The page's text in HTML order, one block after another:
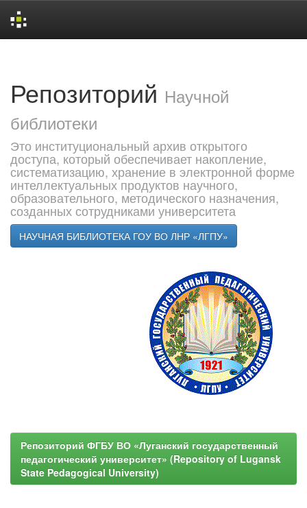
Репозиторий Научной
библиотеки
Это институциональный архив открытого
доступа, который обеспечивает накопление,
систематизацию, хранение в электронной форме
интеллектуальных продуктов научного,
образовательного, методического назначения,
созданных сотрудниками университета
НАУЧНАЯ БИБЛИОТЕКА ГОУ ВО ЛНР «ЛГПУ»
Репозиторий ФГБУ ВО «Луганский государственный
педагогический университет» (Repository of Lugansk
State Pedagogical University)